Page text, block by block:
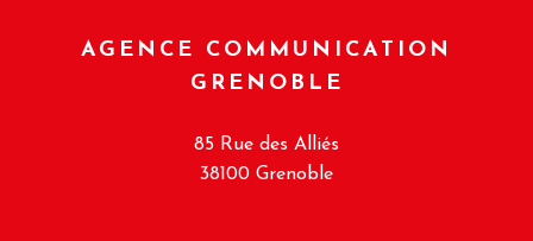
AGENCE COMMUNICATION
GRENOBLE
85 Rue des Alliés
38100 Grenoble